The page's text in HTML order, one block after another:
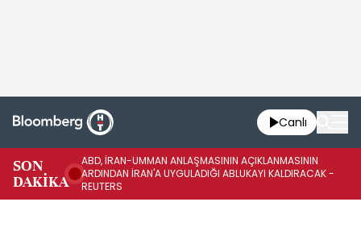
Canlı
SON
DAKİKA
ABD, İRAN-UMMAN ANLAŞMASININ AÇIKLANMASININ
ARDINDAN İRAN'A UYGULADIĞI ABLUKAYI KALDIRACAK -
REUTERS